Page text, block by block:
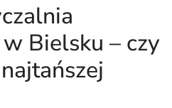
Bielsku – czy